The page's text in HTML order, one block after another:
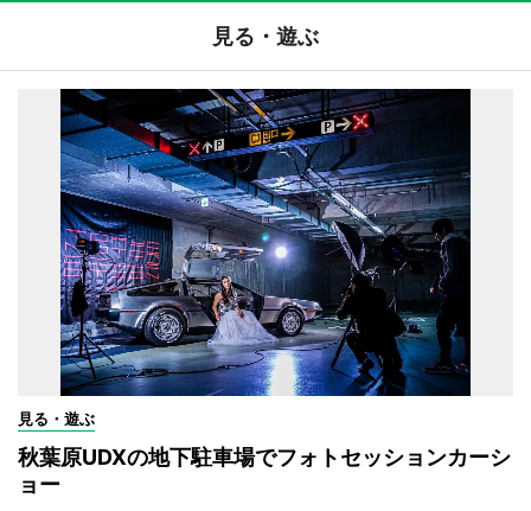
見る・遊ぶ
見る・遊ぶ
秋葉原UDXの地下駐車場でフォトセッションカーシ
ョー